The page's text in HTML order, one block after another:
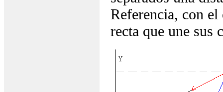
Referencia, con
recta que une sus